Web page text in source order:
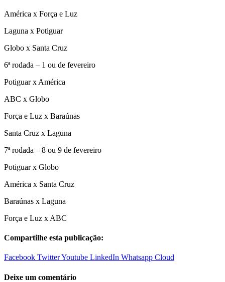
América x Força e Luz
Laguna x Potiguar
Globo x Santa Cruz
6ª rodada – 1 ou de fevereiro
Potiguar x América
ABC x Globo
Força e Luz x Baraúnas
Santa Cruz x Laguna
7ª rodada – 8 ou 9 de fevereiro
Potiguar x Globo
América x Santa Cruz
Baraúnas x Laguna
Força e Luz x ABC
Compartilhe esta publicação:
Facebook TwitterYoutube LinkedIn Whatsapp Cloud
Deixe um comentário